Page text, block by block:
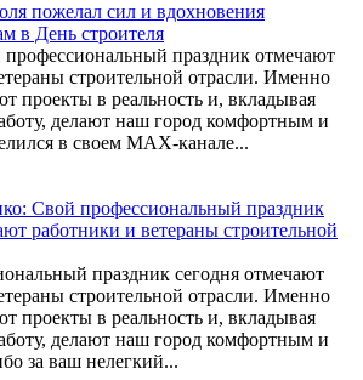
пожелал сил и вдохновения
в День строителя
профессиональный праздник отмечают
строительной отрасли. Именно
проекты в реальность и, вкладывая
делают наш город комфортным и
в своем МАХ-канале...
Свой профессиональный праздник
работники и ветераны строительной
праздник сегодня отмечают
строительной отрасли. Именно
проекты в реальность и, вкладывая
делают наш город комфортным и
за ваш нелегкий...